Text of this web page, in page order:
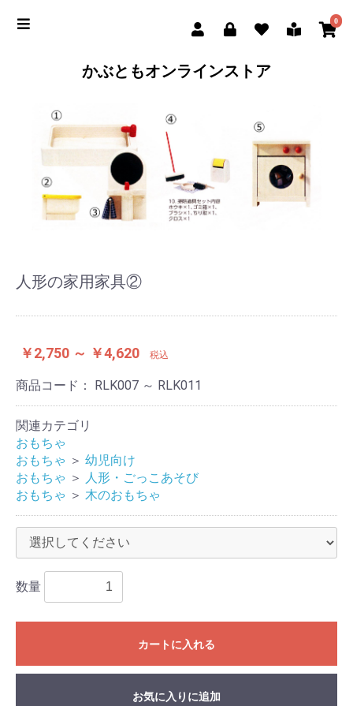
0
かぶともオンラインストア
人形の家用家具②
￥2,750 ～ ￥4,620 税込
商品コード： RLK007 ～ RLK011
関連カテゴリ
おもちゃ
おもちゃ ＞ 幼児向け
おもちゃ ＞ 人形・ごっこあそび
おもちゃ ＞ 木のおもちゃ
数量
カートに入れる
お気に入りに追加